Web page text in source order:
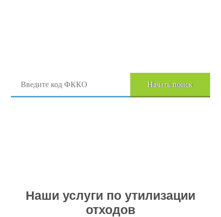
Начать поиск
Наши услуги по утилизации
отходов